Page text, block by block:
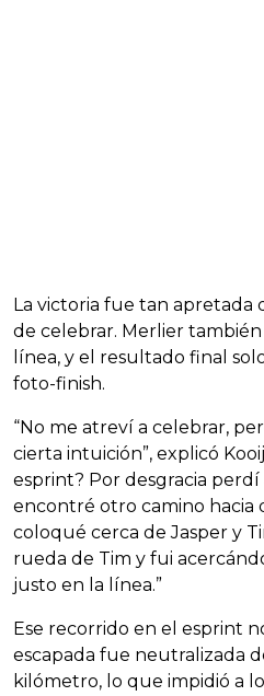
La victoria fue tan apretada
de celebrar. Merlier también
línea, y el resultado final
foto-finish.
“No me atreví a celebrar,
cierta intuición”, explicó
esprint? Por desgracia perdí
encontré otro camino hacia
coloqué cerca de Jasper y
rueda de Tim y fui
justo en la línea.”
Ese recorrido en el esprint
escapada fue neutralizada
kilómetro, lo que impidió a